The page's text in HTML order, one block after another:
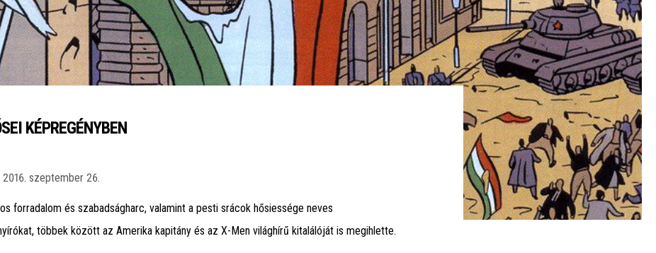
KÉPREGÉNYBEN
2016. szeptember 26.
forradalom és szabadságharc, valamint a pesti srácok hősiessége neves
többek között az Amerika kapitány és az X-Men világhírű kitalálóját is megihlette.